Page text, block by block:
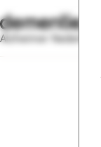
Alzheimer Nederland